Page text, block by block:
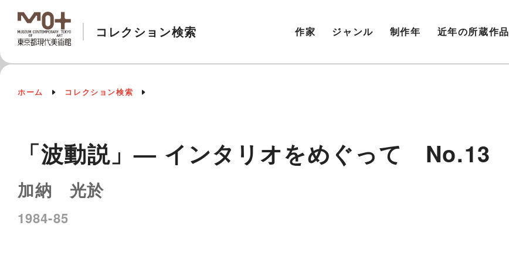
コレクション検索 作家 ジャンル 制作年 近年の所蔵作品
ホーム コレクション検索
「波動説」— インタリオをめぐって No.13
加納 光於
1984-85